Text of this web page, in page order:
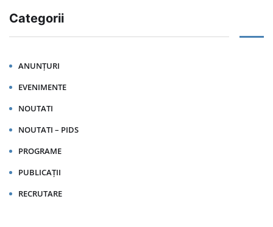
Categorii
ANUNȚURI
EVENIMENTE
NOUTATI
NOUTATI – PIDS
PROGRAME
PUBLICAȚII
RECRUTARE